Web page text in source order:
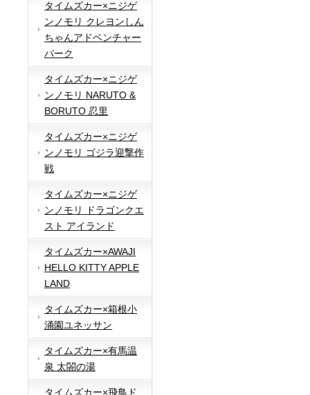
タイムズカー×ニジゲ
ンノモリ クレヨンしん
ちゃんアドベンチャー
パーク
タイムズカー×ニジゲ
ンノモリ NARUTO &
BORUTO 忍里
タイムズカー×ニジゲ
ンノモリ ゴジラ迎撃作
戦
タイムズカー×ニジゲ
ンノモリ ドラゴンクエ
スト アイランド
タイムズカー×AWAJI
HELLO KITTY APPLE
LAND
タイムズカー×箱根小
涌園ユネッサン
タイムズカー×有馬温
泉 太閤の湯
タイムズカー×飛鳥ド